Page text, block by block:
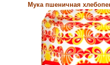
Мука пшеничная